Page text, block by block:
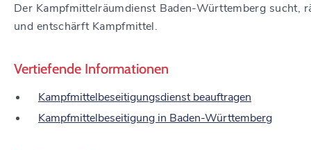
Der Kampfmittelräumdienst Baden-Württemberg sucht,
und entschärft Kampfmittel.
Vertiefende Informationen
Kampfmittelbeseitigungsdienst beauftragen
Kampfmittelbeseitigung in Baden-Württemberg